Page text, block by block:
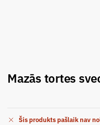
Mazās tortes
Šis produkts pašlaik nav